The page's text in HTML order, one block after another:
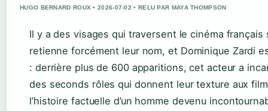
HUGO BERNARD ROUX • 2026-07-02 • RELU PAR MAYA THOMPSON
Il y a des visages qui traversent le cinéma français
retienne forcément leur nom, et Dominique Zardi
: derrière plus de 600 apparitions, cet acteur a
des seconds rôles qui donnent leur texture aux
l’histoire factuelle d’un homme devenu